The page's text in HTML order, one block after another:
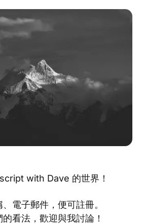
with Dave 的世界！
電子郵件，便可註冊。
看法，歡迎與我討論！